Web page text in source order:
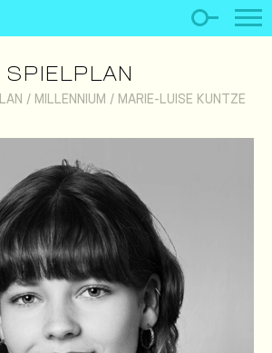
SPIELPLAN
/ MILLENNIUM / MARIE-LUISE KUNTZE